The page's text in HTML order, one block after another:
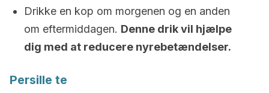
Drikke en kop om morgenen og en anden
om eftermiddagen. Denne drik vil hjælpe
dig med at reducere nyrebetændelser.
Persille te